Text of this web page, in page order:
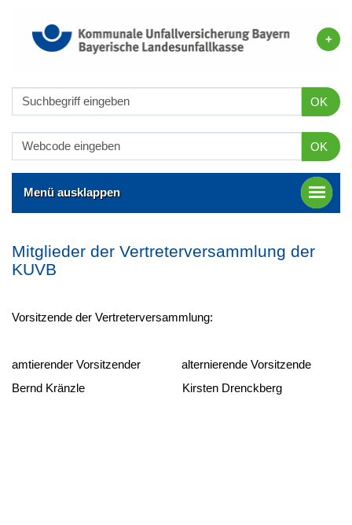
OK
OK
Menü ausklappen
Mitglieder der Vertreterversammlung der
KUVB
Vorsitzende der Vertreterversammlung:
amtierender Vorsitzender alternierende Vorsitzende
Bernd Kränzle Kirsten Drenckberg